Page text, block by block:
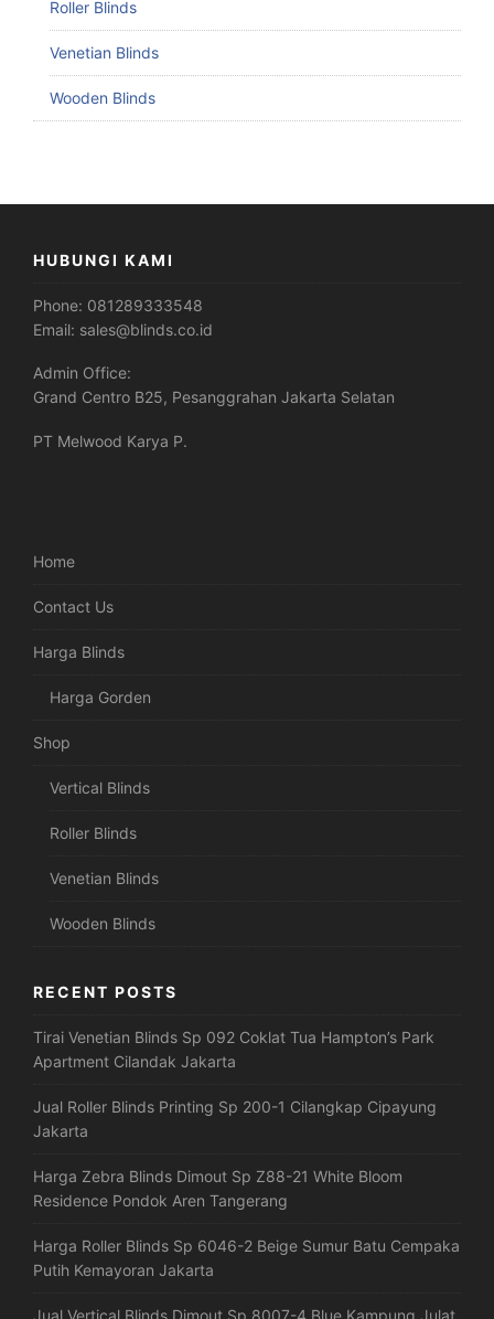
Roller Blinds
Venetian Blinds
Wooden Blinds
HUBUNGI KAMI
Phone: 081289333548
Email: sales@blinds.co.id
Admin Office:
Grand Centro B25, Pesanggrahan Jakarta Selatan
PT Melwood Karya P.
Home
Contact Us
Harga Blinds
Harga Gorden
Shop
Vertical Blinds
Roller Blinds
Venetian Blinds
Wooden Blinds
RECENT POSTS
Tirai Venetian Blinds Sp 092 Coklat Tua Hampton’s Park
Apartment Cilandak Jakarta
Jual Roller Blinds Printing Sp 200-1 Cilangkap Cipayung
Jakarta
Harga Zebra Blinds Dimout Sp Z88-21 White Bloom
Residence Pondok Aren Tangerang
Harga Roller Blinds Sp 6046-2 Beige Sumur Batu Cempaka
Putih Kemayoran Jakarta
Jual Vertical Blinds Dimout Sp 8007-4 Blue Kampung Julat